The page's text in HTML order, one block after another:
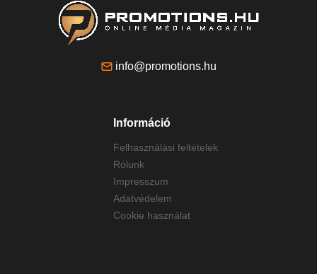
info@promotions.hu
Információ
Felhasználási feltételek
Rólunk
Impresszum
Adatvédelem
Cookie használat